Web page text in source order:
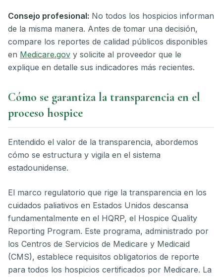
Consejo profesional: No todos los hospicios informan
de la misma manera. Antes de tomar una decisión,
compare los reportes de calidad públicos disponibles
en Medicare.gov y solicite al proveedor que le
explique en detalle sus indicadores más recientes.
Cómo se garantiza la transparencia en el
proceso hospice
Entendido el valor de la transparencia, abordemos
cómo se estructura y vigila en el sistema
estadounidense.
El marco regulatorio que rige la transparencia en los
cuidados paliativos en Estados Unidos descansa
fundamentalmente en el HQRP, el Hospice Quality
Reporting Program. Este programa, administrado por
los Centros de Servicios de Medicare y Medicaid
(CMS), establece requisitos obligatorios de reporte
para todos los hospicios certificados por Medicare. La